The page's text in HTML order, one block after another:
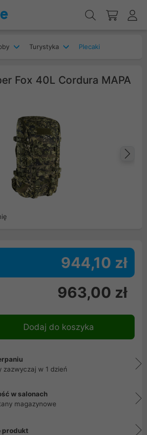
Turystyka Plecaki
Fox 40L Cordura MAPA
944,10 zł
963,00 zł
Dodaj do koszyka
zazwyczaj w 1 dzień
w salonach
magazynowe
produkt